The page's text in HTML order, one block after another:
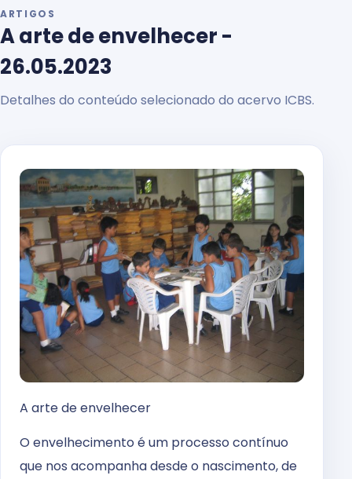
ARTIGOS
A arte de envelhecer -
26.05.2023
Detalhes do conteúdo selecionado do acervo ICBS.
A arte de envelhecer
O envelhecimento é um processo contínuo
que nos acompanha desde o nascimento, de